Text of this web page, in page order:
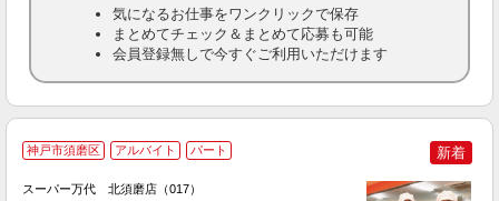
気になるお仕事をワンクリックで保存
まとめてチェック＆まとめて応募も可能
会員登録無しで今すぐご利用いただけます
神戸市須磨区 アルバイト パート 新着
スーパー万代 北須磨店（017）